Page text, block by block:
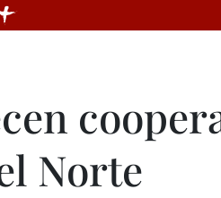
Norte